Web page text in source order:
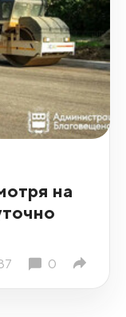
на
0